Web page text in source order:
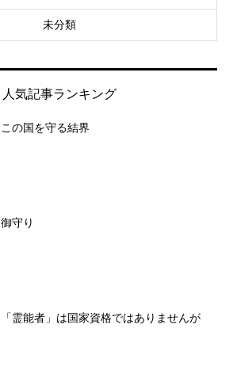
未分類
人気記事ランキング
この国を守る結界
御守り
「霊能者」は国家資格ではありませんが